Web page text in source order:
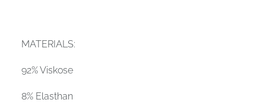
MATERIALS:
92% Viskose
8% Elasthan